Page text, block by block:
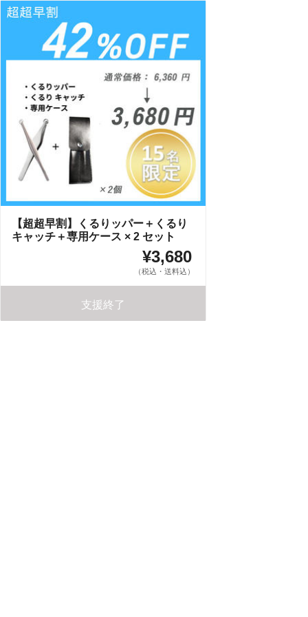
【超超早割】くるりッパー＋くるり
キャッチ＋専用ケース × 2 セット
¥3,680
（税込・送料込）
支援終了